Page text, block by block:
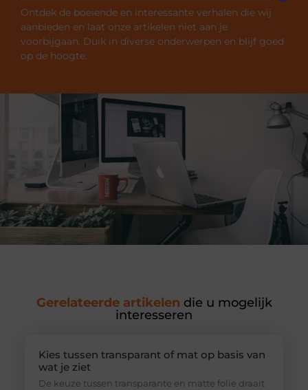
Ontdek de boeiende en interessante verhalen die wij
aanbieden en laat onze artikelen niet aan je
voorbijgaan. Duik in diverse onderwerpen en blijf goed
op de hoogte.
Gerelateerde artikelen die u mogelijk
interesseren
Kies tussen transparant of mat op basis van
wat je ziet
De keuze tussen transparante en matte folie draait